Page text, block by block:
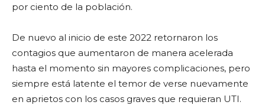
por ciento de la población.
De nuevo al inicio de este 2022 retornaron los
contagios que aumentaron de manera acelerada
hasta el momento sin mayores complicaciones, pero
siempre está latente el temor de verse nuevamente
en aprietos con los casos graves que requieran UTI.